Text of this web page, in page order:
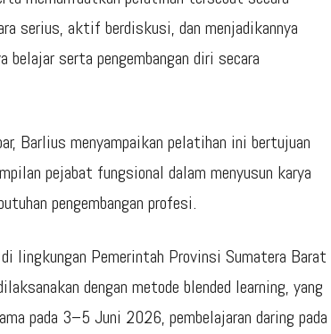
serius, aktif berdiskusi, dan menjadikannya
belajar serta pengembangan diri secara
Barlius menyampaikan pelatihan ini bertujuan
pejabat fungsional dalam menyusun karya
pengembangan profesi.
lingkungan Pemerintah Provinsi Sumatera Barat
dengan metode blended learning, yang
pada 3–5 Juni 2026, pembelajaran daring pada